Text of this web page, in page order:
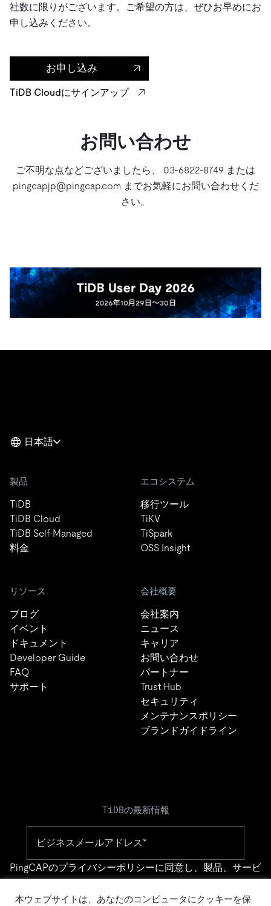
社数に限りがございます。ご希望の方は、ぜひお早めにお
申し込みください。
お申し込み
TiDB Cloudにサインアップ
お問い合わせ
ご不明な点などございましたら、 03-6822-8749 または
pingcapjp@pingcap.com までお気軽にお問い合わせくだ
さい。
日本語
製品
TiDB
TiDB Cloud
TiDB Self-Managed
料金
エコシステム
移行ツール
TiKV
TiSpark
OSS Insight
リソース
ブログ
イベント
ドキュメント
Developer Guide
FAQ
サポート
会社概要
会社案内
ニュース
キャリア
お問い合わせ
パートナー
Trust Hub
セキュリティ
メンテナンスポリシー
ブランドガイドライン
TiDBの最新情報
PingCAPのプライバシーポリシーに同意し、製品、サービ
す。
本ウェブサイトは、あなたのコンピュータにクッキーを保